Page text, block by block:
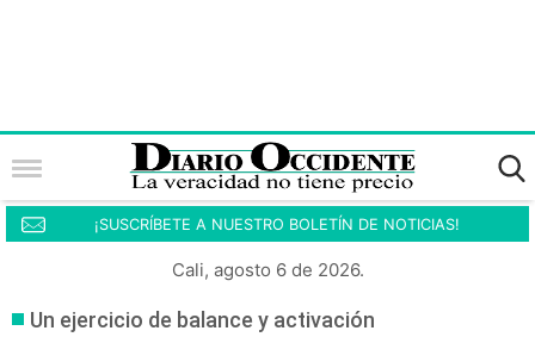
¡SUSCRÍBETE A NUESTRO BOLETÍN DE NOTICIAS!
Cali, agosto 6 de 2026.
Un ejercicio de balance y activación